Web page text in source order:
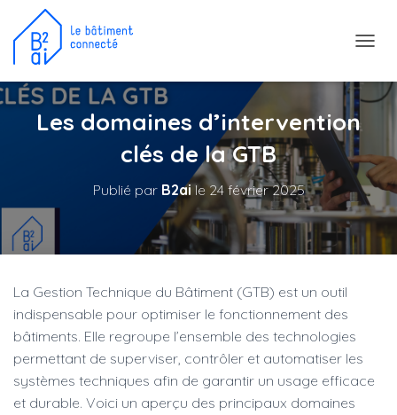
L
R
L
A
N
A
I
Les domaines d’intervention
clés de la GTB
Publié par B2ai le24 février 2025
La Gestion Technique du Bâtiment (GTB) est un outil
indispensable pour optimiser le fonctionnement des
bâtiments. Elle regroupe l’ensemble des technologies
permettant de superviser, contrôler et automatiser les
systèmes techniques afin de garantir un usage efficace
et durable. Voici un aperçu des principaux domaines